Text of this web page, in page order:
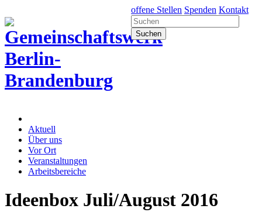
offene Stellen Spenden Kontakt
Aktuell
Über uns
Vor Ort
Veranstaltungen
Arbeitsbereiche
Ideenbox Juli/August 2016